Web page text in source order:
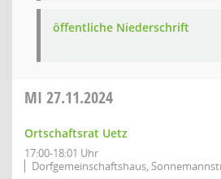
öffentliche Niederschrift
MI 27.11.2024
Ortschaftsrat Uetz
17:00-18:01 Uhr
Dorfgemeinschaftshaus,